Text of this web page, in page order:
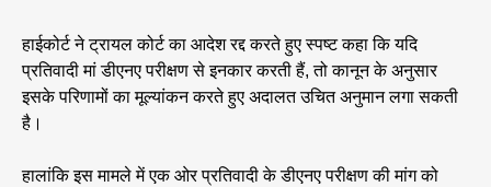
हाईकोर्ट ने ट्रायल कोर्ट का आदेश रद्द करते हुए स्पष्ट कहा कि यदि
प्रतिवादी मां डीएनए परीक्षण से इनकार करती हैं, तो कानून के अनुसार
इसके परिणामों का मूल्यांकन करते हुए अदालत उचित अनुमान लगा सकती
है।
हालांकि इस मामले में एक ओर प्रतिवादी के डीएनए परीक्षण की मांग को